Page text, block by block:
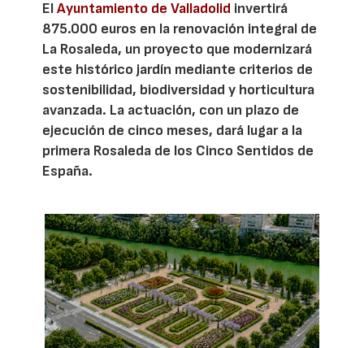
ElAyuntamiento de Valladolid invertirá
875.000 euros en la renovación integral de
La Rosaleda, un proyecto que modernizará
este histórico jardín mediante criterios de
sostenibilidad, biodiversidad y horticultura
avanzada. La actuación, con un plazo de
ejecución de cinco meses, dará lugar a la
primera Rosaleda de los Cinco Sentidos de
España.